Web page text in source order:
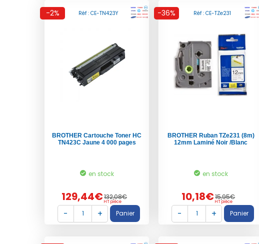
-2% Réf : CE-TN423Y
BROTHER Cartouche Toner HC
TN423C Jaune 4 000 pages
en stock
129,44€132,08€
HT pièce
-36% Réf : CE-TZe231
BROTHER Ruban TZe231 (8m)
12mm Laminé Noir /Blanc
en stock
10,18€15,95€
HT pièce